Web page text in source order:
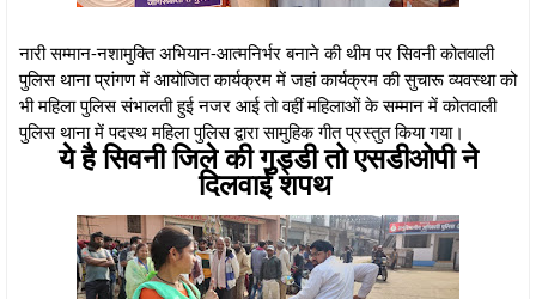
नारी सम्मान-नशामुक्ति अभियान-आत्मनिर्भर बनाने की थीम पर सिवनी कोतवाली
पुलिस थाना प्रांगण में आयोजित कार्यक्रम में जहां कार्यक्रम की सुचारू व्यवस्था को
भी महिला पुलिस संभालती हुई नजर आई तो वहीं महिलाओं के सम्मान में कोतवाली
पुलिस थाना में पदस्थ महिला पुलिस द्वारा सामुहिक गीत प्रस्तुत किया गया।
ये है सिवनी जिले की गुड्डी तो एसडीओपी ने
दिलवाई शपथ